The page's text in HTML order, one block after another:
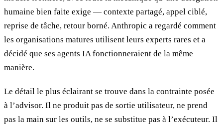
humaine bien faite exige — contexte partagé, appel ciblé,
reprise de tâche, retour borné. Anthropic a regardé comment
les organisations matures utilisent leurs experts rares et a
décidé que ses agents IA fonctionneraient de la même
manière.
Le détail le plus éclairant se trouve dans la contrainte posée
à l’advisor. Il ne produit pas de sortie utilisateur, ne prend
pas la main sur les outils, ne se substitue pas à l’exécuteur. Il